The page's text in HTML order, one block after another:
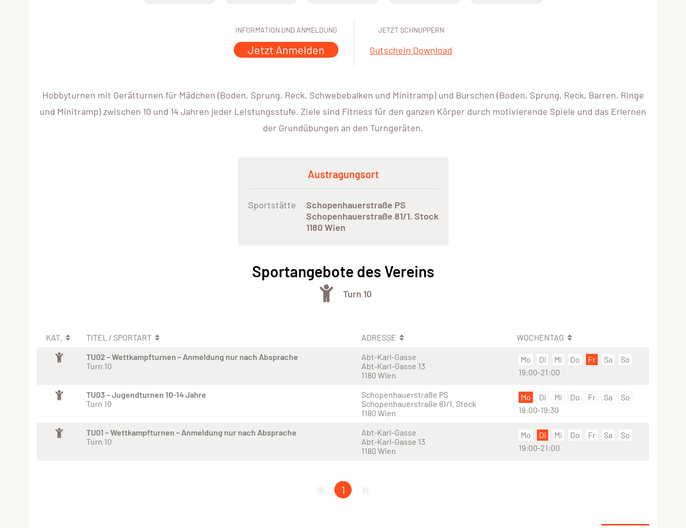
INFORMATION UND ANMELDUNG
Jetzt Anmelden
JETZT SCHNUPPERN
Gutschein Download
Hobbyturnen mit Gerätturnen für Mädchen (Boden, Sprung, Reck, Schwebebalken und Minitramp) und Burschen (Boden, Sprung, Reck, Barren, Ringe
und Minitramp) zwischen 10 und 14 Jahren jeder Leistungsstufe. Ziele sind Fitness für den ganzen Körper durch motivierende Spiele und das Erlernen
der Grundübungen an den Turngeräten.
Austragungsort
Sportstätte
Schopenhauerstraße PS
Schopenhauerstraße 81/1. Stock
1180 Wien
Sportangebote des Vereins
Turn 10
KAT. TITEL / SPORTART ADRESSE
WOCHENTAG
TU02 – Wettkampfturnen – Anmeldung nur nach Absprache
Turn 10
Abt-Karl-Gasse
Abt-Karl-Gasse 13
1180 Wien
Mo Di Mi Do Fr Sa
So
19:00-21:00
TU03 – Jugendturnen 10-14 Jahre
Turn 10
Schopenhauerstraße PS
Schopenhauerstraße 81/1. Stock
1180 Wien
Mo Di Mi Do Fr Sa
So
18:00-19:30
TU01 – Wettkampfturnen – Anmeldung nur nach Absprache
Turn 10
Abt-Karl-Gasse
Abt-Karl-Gasse 13
1180 Wien
Mo Di Mi Do Fr Sa
So
19:00-21:00
1